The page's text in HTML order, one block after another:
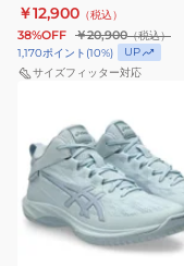
￥12,900 （税込）
38%OFF ￥20,900（税込）
1,170ポイント (10%)
UP
サイズフィッター対応
ズ、
レ
デ
ィ
ラ